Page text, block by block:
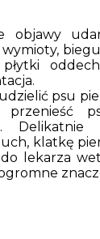
objawy
wymioty,
psu
przenieść
Delikatnie
klatkę
lekarza